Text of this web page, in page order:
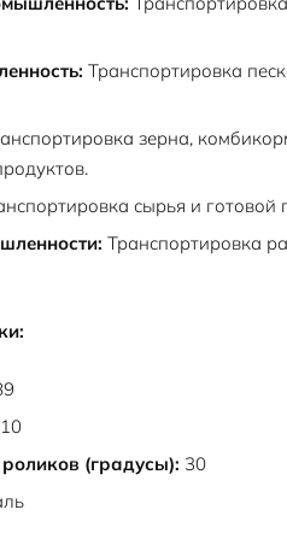
Транспортировка
зерна,
сырья и готовой
Транспортировка
(градусы): 30